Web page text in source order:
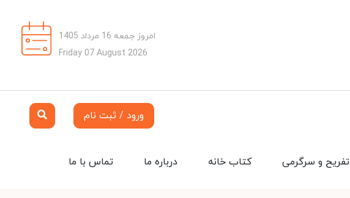
امروز جمعه 16 مرداد 1405
Friday 07 August 2026
ورود / ثبت نام
تماس با ما درباره ما کتاب خانه تفریح و سرگرمی